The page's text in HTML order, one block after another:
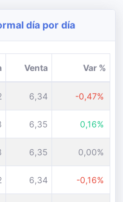
día por día
Venta Var %
6,34 -0,47%
6,35 0,16%
6,35 0,00%
6,34 -0,16%